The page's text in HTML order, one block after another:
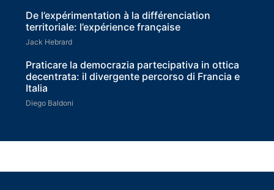
De l’expérimentation à la différenciation
territoriale: l’expérience française
Jack Hebrard
Praticare la democrazia partecipativa in ottica
decentrata: il divergente percorso di Francia e
Italia
Diego Baldoni